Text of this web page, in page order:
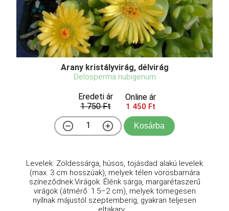
Arany kristályvirág, délvirág
Delosperma nubigenum
Eredeti ár
1 750 Ft
Online ár
1 450 Ft
Kosárba
Levelek: Zöldessárga, húsos, tojásdad alakú levelek
(max. 3 cm hosszúak), melyek télen vörösbarnára
színeződnek.Virágok: Élénk sárga, margarétaszerű
virágok (átmérő: 1.5–2 cm), melyek tömegesen
nyílnak májustól szeptemberig, gyakran teljesen